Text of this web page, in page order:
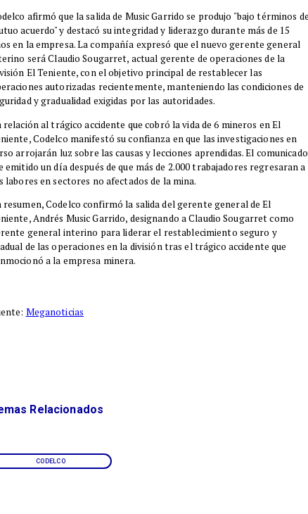
afirmó que la salida de Music Garrido se produjo "bajo términos
acuerdo" y destacó su integridad y liderazgo durante más de 15
en la empresa. La compañía expresó que el nuevo gerente general
será Claudio Sougarret, actual gerente de operaciones de la
El Teniente, con el objetivo principal de restablecer las
autorizadas recientemente, manteniendo las condiciones de
y gradualidad exigidas por las autoridades.
relación al trágico accidente que cobró la vida de 6 mineros en El
Codelco manifestó su confianza en que las investigaciones en
arrojarán luz sobre las causas y lecciones aprendidas. El comunicado
emitido un día después de que más de 2.000 trabajadores regresaran a
labores en sectores no afectados de la mina.
resumen, Codelco confirmó la salida del gerente general de El
Andrés Music Garrido, designando a Claudio Sougarret como
general interino para liderar el restablecimiento seguro y
de las operaciones en la división tras el trágico accidente que
a la empresa minera.
Meganoticias
CODELCO
Relacionados